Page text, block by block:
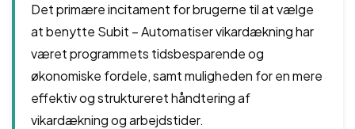
Det primære incitament for brugerne til at vælge
at benytte Subit – Automatiser vikardækning har
været programmets tidsbesparende og
økonomiske fordele, samt muligheden for en mere
effektiv og struktureret håndtering af
vikardækning og arbejdstider.